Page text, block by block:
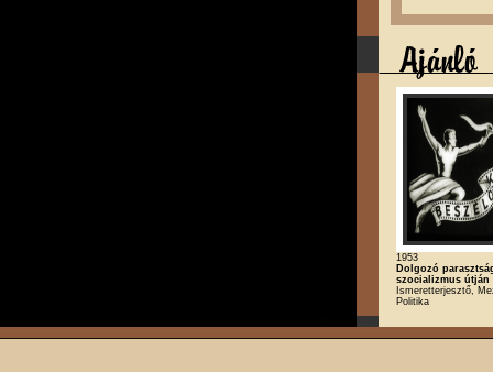
1953
Dolgozó
szocializmus útján
Ismeretterjesztő,
Politika